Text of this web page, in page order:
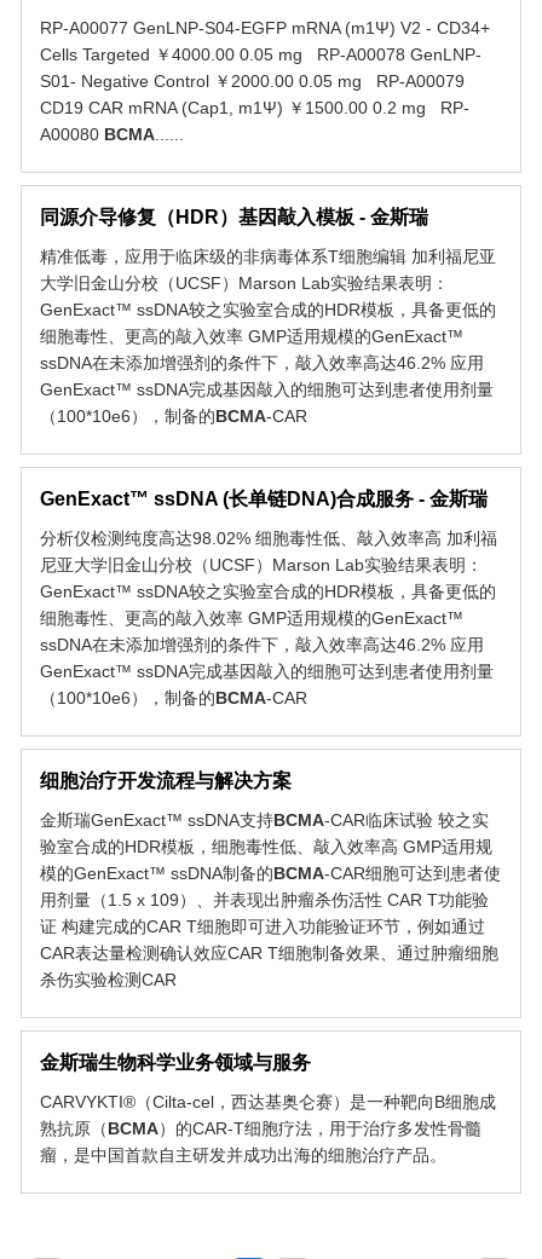
RP-A00077 GenLNP-S04-EGFP mRNA (m1Ψ) V2 - CD34+
Cells Targeted ￥4000.00 0.05 mg RP-A00078 GenLNP-
S01- Negative Control ￥2000.00 0.05 mg RP-A00079
CD19 CAR mRNA (Cap1, m1Ψ) ￥1500.00 0.2 mg RP-
A00080 BCMA
同源介导修复（HDR）基因敲入模板 - 金斯瑞
精准低毒，应用于临床级的非病毒体系T细胞编辑 加利福尼亚
大学旧金山分校（UCSF）Marson Lab实验结果表明：
GenExact™ ssDNA较之实验室合成的HDR模板，具备更低的
细胞毒性、更高的敲入效率 GMP适用规模的GenExact™
ssDNA在未添加增强剂的条件下，敲入效率高达46.2% 应用
GenExact™ ssDNA完成基因敲入的细胞可达到患者使用剂量
（100*10e6），制备的BCMA-CAR
GenExact™ ssDNA (长单链DNA)合成服务 - 金斯瑞
分析仪检测纯度高达98.02% 细胞毒性低、敲入效率高 加利福
尼亚大学旧金山分校（UCSF）Marson Lab实验结果表明：
GenExact™ ssDNA较之实验室合成的HDR模板，具备更低的
细胞毒性、更高的敲入效率 GMP适用规模的GenExact™
ssDNA在未添加增强剂的条件下，敲入效率高达46.2% 应用
GenExact™ ssDNA完成基因敲入的细胞可达到患者使用剂量
（100*10e6），制备的BCMA-CAR
细胞治疗开发流程与解决方案
金斯瑞GenExact™ ssDNA支持BCMA-CAR临床试验 较之实
验室合成的HDR模板，细胞毒性低、敲入效率高 GMP适用规
模的GenExact™ ssDNA制备的BCMA-CAR细胞可达到患者使
用剂量（1.5 x 109）、并表现出肿瘤杀伤活性 CAR T功能验
证 构建完成的CAR T细胞即可进入功能验证环节，例如通过
CAR表达量检测确认效应CAR T细胞制备效果、通过肿瘤细胞
杀伤实验检测CAR
金斯瑞生物科学业务领域与服务
CARVYKTI®（Cilta-cel，西达基奥仑赛）是一种靶向B细胞成
熟抗原（BCMA）的CAR-T细胞疗法，用于治疗多发性骨髓
瘤，是中国首款自主研发并成功出海的细胞治疗产品。